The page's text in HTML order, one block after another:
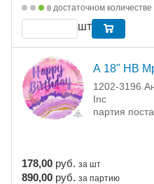
в достаточном количестве
шт
А 18" HB
1202-3196
Inc
партия
178,00 руб. за шт
890,00 руб. за партию